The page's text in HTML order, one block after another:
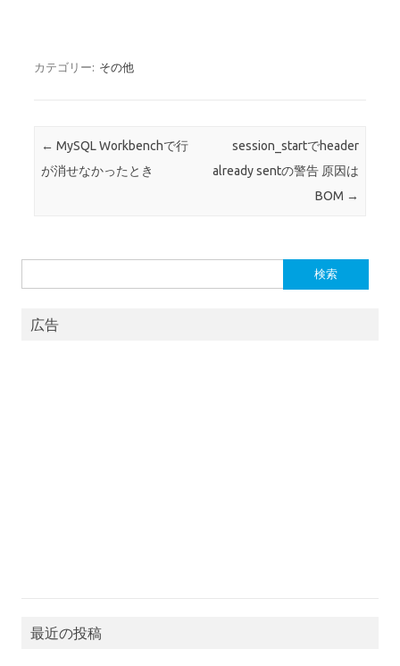
カテゴリー: その他
投稿ナビゲーション
← MySQL Workbenchで行
が消せなかったとき
session_startでheader
already sentの警告 原因は
BOM →
索:
広告
最近の投稿